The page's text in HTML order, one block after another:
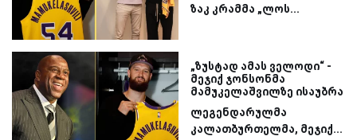
ზაკ კრამმა „ლოს...
„ზუსტად ამას ველოდი“ -
მეჯიქ ჯონსონმა
მამუკელაშვილზე ისაუბრა
ლეგენდარულმა
კალათბურთელმა, მეჯიქ...